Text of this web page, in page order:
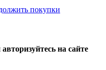
покупки
на сайте